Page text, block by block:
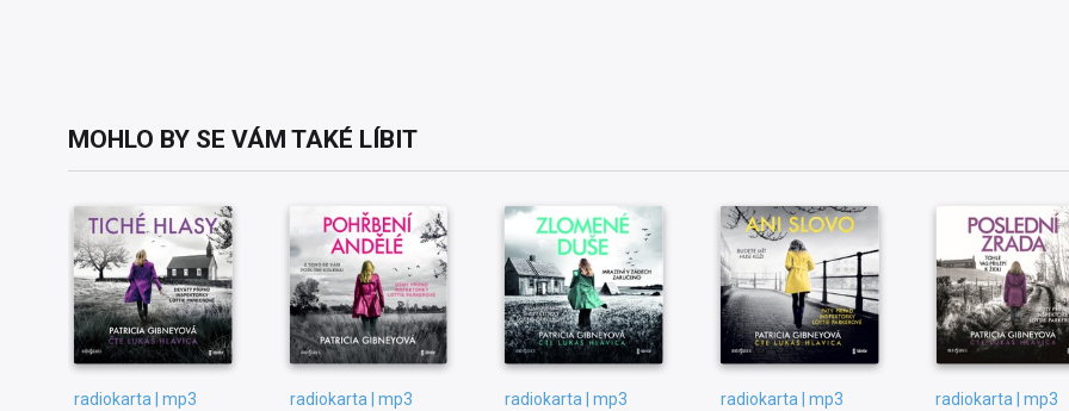
MOHLO BY SE VÁM TAKÉ LÍBIT
radiokarta | mp3 radiokarta | mp3 radiokarta | mp3 radiokarta | mp3 radiokarta | mp3